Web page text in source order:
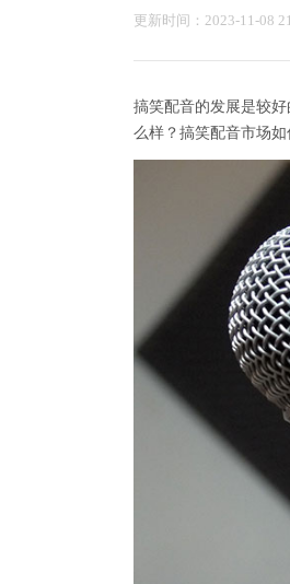
更新时间：2023-11-08
搞笑配音的发展是较
么样？搞笑配音市场如